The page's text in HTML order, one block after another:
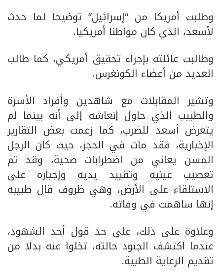
وطلبت أمريكا من “إسرائيل” توضيحا لما حدث
لأسعد، الذي كان مواطنا أمريكيا.
وطالبت عائلته بإجراء تحقيق أمريكي، كما طالب
العديد من أعضاء الكونغرس.
وتشير المقابلات مع شاهدين وأفراد الأسرة
والطبيب الذي حاول إنعاشه إلى أنه بينما لم
يتعرض أسعد للضرب، كما زعمت بعض التقارير
الإخبارية، فقد مات في الحجز، حيث كان الرجل
المسن يعاني من اضطرابات صحية، وقد تم
تعصيب عينيه وتقييد يديه وإجباره على
الاستلقاء على الأرض، وهي ظروف قال طبيبه
إنها ساهمت في وفاته.
وعلاوة على ذلك، على حد قول أحد الشهود،
عندما اكتشف الجنود حالته، تخلوا عنه بدلا من
تقديم الرعاية الطبية.